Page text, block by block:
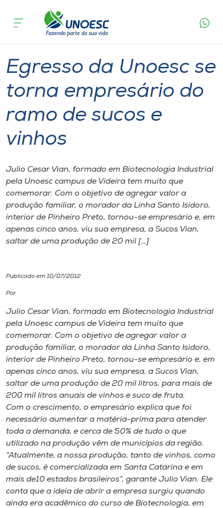
Cursos
Pesquisa
Atendimento ao Estudante
Portal de Ensino
A
Unoesc
Internacionalização
I.nova
Diplomados
CPA
Biblioteca
Editora
Rádio
Museu
Unoesc
Store
acontece
Egresso da Unoesc se
torna empresário do
ramo de sucos e
vinhos
Julio Cesar Vian, formado em Biotecnologia Industrial
pela Unoesc campus de Videira tem muito que
comemorar. Com o objetivo de agregar valor a
produção familiar, o morador da Linha Santo Isidoro,
interior de Pinheiro Preto, tornou-se empresário e, em
apenas cinco anos, viu sua empresa, a Sucos Vian,
saltar de uma produção de 20 mil […]
Publicado em 10/07/2012
Por
Julio Cesar Vian, formado em Biotecnologia Industrial
pela Unoesc campus de Videira tem muito que
comemorar. Com o objetivo de agregar valor a
produção familiar, o morador da Linha Santo Isidoro,
interior de Pinheiro Preto, tornou-se empresário e, em
apenas cinco anos, viu sua empresa, a Sucos Vian,
saltar de uma produção de 20 mil litros, para mais de
200 mil litros anuais de vinhos e suco de fruta.
Com o crescimento, o empresário explica que foi
necessário aumentar a matéria-prima para atender
toda a demanda, e cerca de 50% de tudo o que
utilizado na produção vêm de municípios da região.
“Atualmente, a nossa produção, tanto de vinhos, como
de sucos, é comercializada em Santa Catarina e em
mais de10 estados brasileiros”, garante Julio Vian. Ele
conta que a ideia de abrir a empresa surgiu quando
ainda era acadêmico do curso de Biotecnologia, em